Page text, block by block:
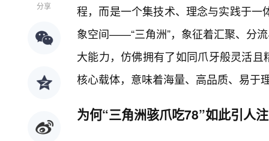
分享
程，而是一个集技术、理念与实践于
象空间——“三角洲”，象征着汇聚、分
大能力，仿佛拥有了如同爪牙般灵活且
核心载体，意味着海量、高品质、易于
为何“三角洲骇爪吃78”如此引人